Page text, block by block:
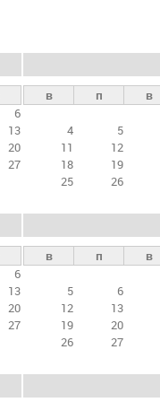
6
13
20
27
в п в
4
5
11
12
18
19
25
26
6
13
20
27
в п в
5
6
12
13
19
20
26
27